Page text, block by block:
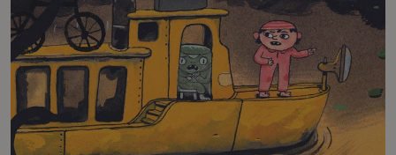
Metro”Det här är